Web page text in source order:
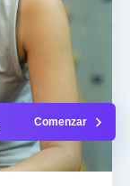
Comenzar